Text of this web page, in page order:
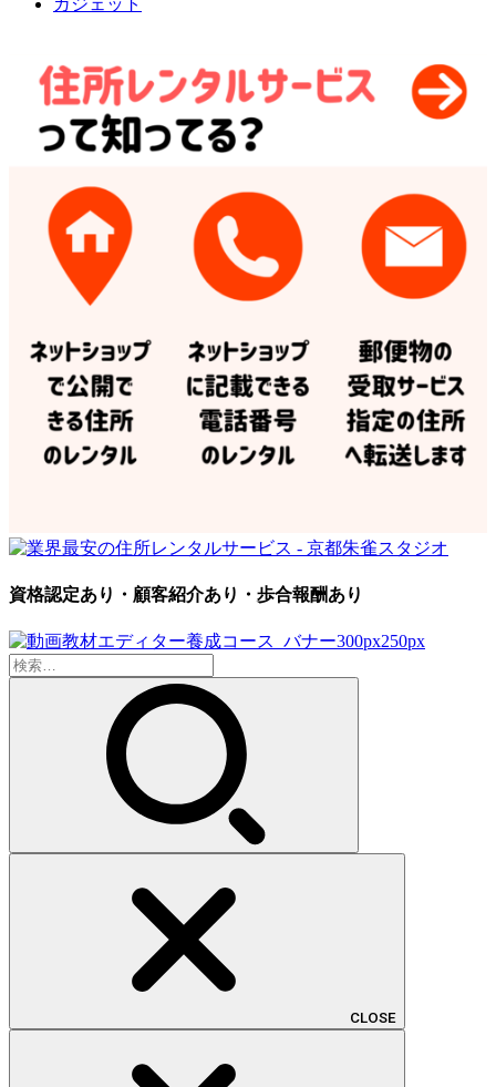
資格認定あり・顧客紹介あり・歩合報酬あり
検
索:
CLOSE